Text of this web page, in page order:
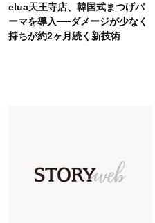
Fashion 2026.6.12
中村ゆりさん
幸福感”に目
Fashion 2026.5.29
40代の夏通勤
elua天王寺店、韓国式まつげパ
ーマを導入──ダメージが少なく
持ちが約2ヶ月続く新技術